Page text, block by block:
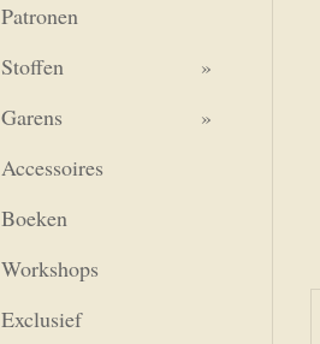
Patronen
Stoffen
Garens
Accessoires
Boeken
Workshops
Exclusief